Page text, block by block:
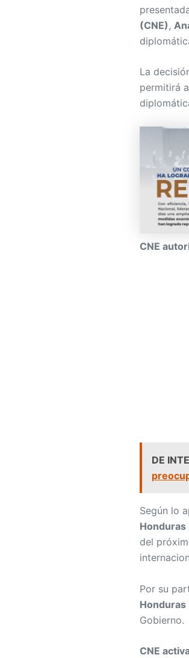
(CNE) ,
La
permitirá
CNE
DE
Según lo
Honduras
del
Por su
Honduras
Gobierno.
CNE